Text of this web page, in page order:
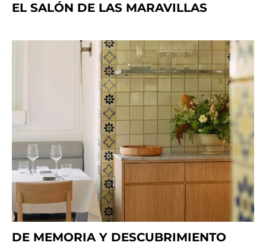
EL SALÓN DE LAS MARAVILLAS
DE MEMORIA Y DESCUBRIMIENTO